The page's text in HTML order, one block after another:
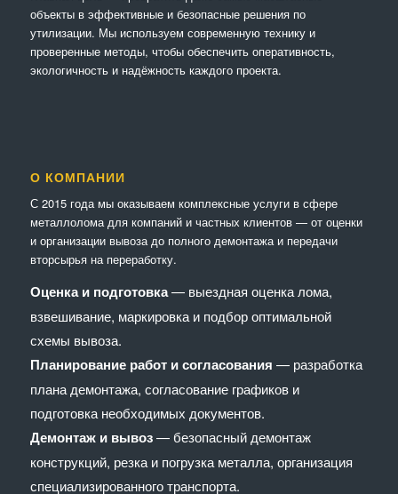
объекты в эффективные и безопасные решения по
утилизации. Мы используем современную технику и
проверенные методы, чтобы обеспечить оперативность,
экологичность и надёжность каждого проекта.
О КОМПАНИИ
С 2015 года мы оказываем комплексные услуги в сфере
металлолома для компаний и частных клиентов — от оценки
и организации вывоза до полного демонтажа и передачи
вторсырья на переработку.
Оценка и подготовка— выездная оценка лома,
взвешивание, маркировка и подбор оптимальной
схемы вывоза.
Планирование работ и согласования — разработка
плана демонтажа, согласование графиков и
подготовка необходимых документов.
Демонтаж и вывоз— безопасный демонтаж
конструкций, резка и погрузка металла, организация
специализированного транспорта.